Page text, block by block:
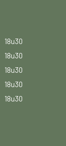
18u30
18u30
18u30
18u30
18u30